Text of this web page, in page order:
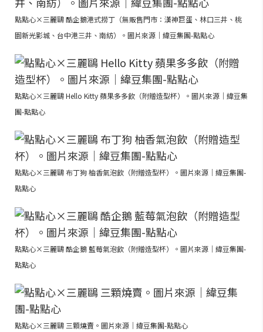
點點心×三麗鷗 酷企鵝港式撈丁（無販售門市：漢神巨蛋、林口三井、桃
園新光影城、台中港三井、南紡）。圖片來源｜緯豆集團-點點心
點點心×三麗鷗 Hello Kitty 蘋果多多飲（附贈造型杯）。圖片來源｜緯豆集
團-點點心
點點心×三麗鷗 布丁狗 柚香氣泡飲（附贈造型杯）。圖片來源｜緯豆集團-
點點心
點點心×三麗鷗 酷企鵝 藍莓氣泡飲（附贈造型杯）。圖片來源｜緯豆集團-
點點心
點點心×三麗鷗 三顆燒賣。圖片來源｜緯豆集團-點點心